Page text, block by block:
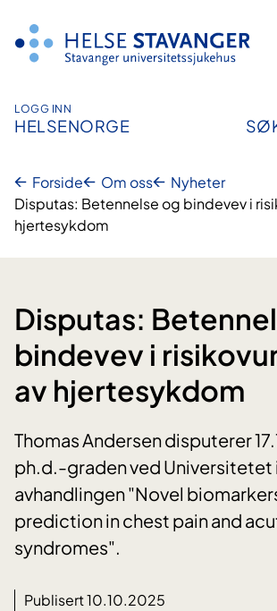
innhold
LOGG INN
HELSENORGE
Forside Om oss
Nyheter
Disputas: Betennelse og bindevev i
hjertesykdom
Disputas:
bindevev i
av hjertesykdom
Thomas Andersen disputerer
ph.d.-graden ved Universitetet
avhandlingen "Novel
prediction in chest pain and
syndromes".
Publisert 10.10.2025